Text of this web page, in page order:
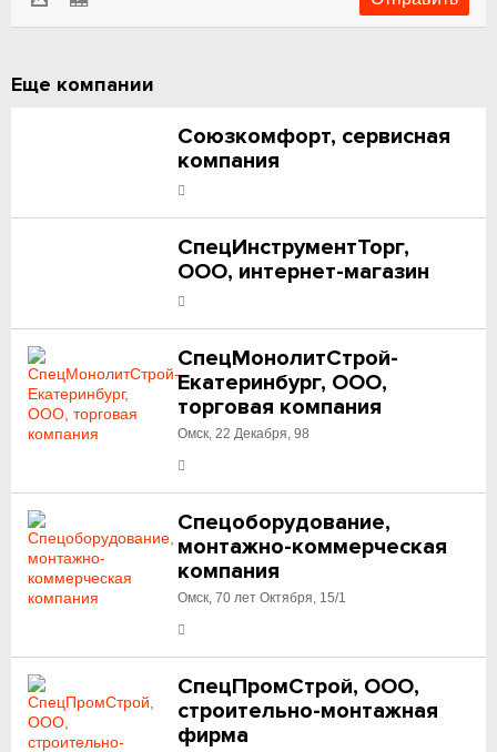
Еще компании
Союзкомфорт, сервисная
компания
СпецИнструментТорг,
ООО, интернет-магазин
СпецМонолитСтрой-
Екатеринбург, ООО,
торговая компания
Омск, 22 Декабря, 98
Спецоборудование,
монтажно-коммерческая
компания
Омск, 70 лет Октября, 15/1
СпецПромСтрой, ООО,
строительно-монтажная
фирма